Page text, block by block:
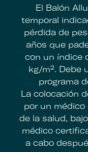
El Balón
temporal
pérdida de
años que
con un índice
kg/m². Debe
programa
La colocación
por un
de la salud,
médico
a cabo